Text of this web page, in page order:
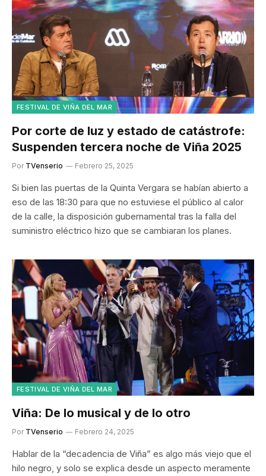
FESTIVAL DE VIÑA DEL MAR
Por corte de luz y estado de catástrofe:
Suspenden tercera noche de Viña 2025
Por TVenserio Febrero 25, 2025
Si bien las puertas de la Quinta Vergara se habían abierto a
eso de las 18:30 para que no estuviese el público al calor
de la calle, la disposición gubernamental tras la falla del
suministro eléctrico hizo que se cambiaran los planes.
FESTIVAL DE VIÑA DEL MAR
Viña: De lo musical y de lo otro
Por TVenserio Febrero 24, 2025
Hablar de la “decadencia de Viña” es algo más viejo que el
hilo negro, y solo se explica desde un aspecto meramente